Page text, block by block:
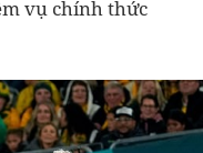
vụ chính thức